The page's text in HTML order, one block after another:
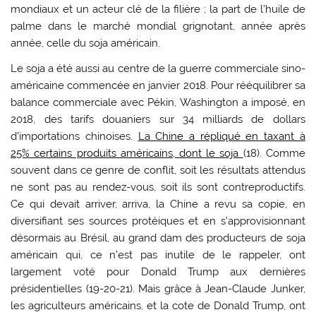
mondiaux et un acteur clé de la filière ; la part de l’huile de
palme dans le marché mondial grignotant, année après
année, celle du soja américain.
Le soja a été aussi au centre de la guerre commerciale sino-
américaine commencée en janvier 2018. Pour rééquilibrer sa
balance commerciale avec Pékin, Washington a imposé, en
2018, des tarifs douaniers sur 34 milliards de dollars
d’importations chinoises. La Chine a répliqué en taxant à
25% certains produits américains, dont le soja (18). Comme
souvent dans ce genre de conflit, soit les résultats attendus
ne sont pas au rendez-vous, soit ils sont contreproductifs.
Ce qui devait arriver, arriva, la Chine a revu sa copie, en
diversifiant ses sources protéiques et en s’approvisionnant
désormais au Brésil, au grand dam des producteurs de soja
américain qui, ce n’est pas inutile de le rappeler, ont
largement voté pour Donald Trump aux dernières
présidentielles (19-20-21). Mais grâce à Jean-Claude Junker,
les agriculteurs américains, et la cote de Donald Trump, ont